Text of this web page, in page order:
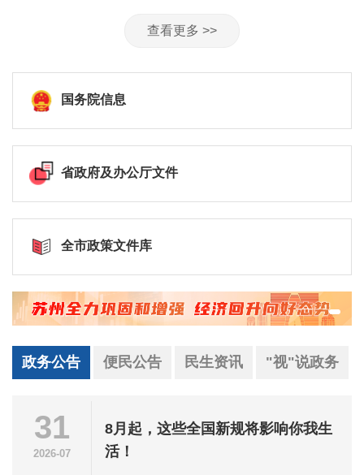
查看更多 >>
国务院信息
省政府及办公厅文件
全市政策文件库
政务公告 便民公告 民生资讯 "视"说政务
31
2026-07
8月起，这些全国新规将影响你我生
活！